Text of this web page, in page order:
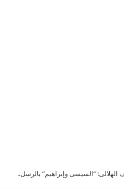
الهلالى: “السيسى وإبراهيم” بالرسل..